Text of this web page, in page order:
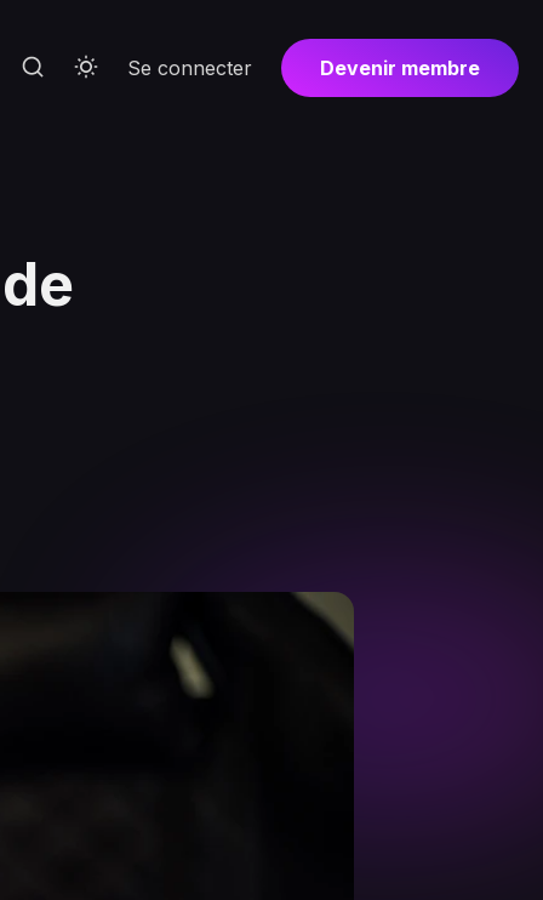
Se connecter Devenir membre